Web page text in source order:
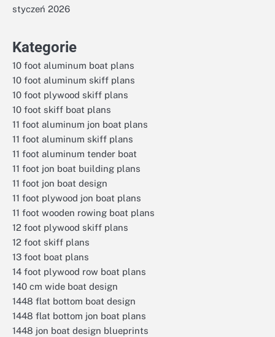
styczeń 2026
Kategorie
10 foot aluminum boat plans
10 foot aluminum skiff plans
10 foot plywood skiff plans
10 foot skiff boat plans
11 foot aluminum jon boat plans
11 foot aluminum skiff plans
11 foot aluminum tender boat
11 foot jon boat building plans
11 foot jon boat design
11 foot plywood jon boat plans
11 foot wooden rowing boat plans
12 foot plywood skiff plans
12 foot skiff plans
13 foot boat plans
14 foot plywood row boat plans
140 cm wide boat design
1448 flat bottom boat design
1448 flat bottom jon boat plans
1448 jon boat design blueprints